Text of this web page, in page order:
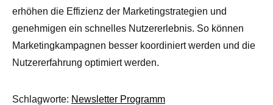
erhöhen die Effizienz der Marketingstrategien und
genehmigen ein schnelles Nutzererlebnis. So können
Marketingkampagnen besser koordiniert werden und die
Nutzererfahrung optimiert werden.
Schlagworte: Newsletter Programm